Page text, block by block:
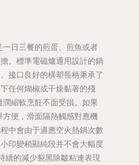
日三餐的煎蛋、煎魚或者
。標準電磁爐通用設計的鍋
接口良好的橫塑長柄秉承了
任何煳椒或干燥黏著的殘
縮軟烹飪不面受損。如果
便，滑面隔熱觸感對應機
中會由于適應空火熱鍋次數
印變稍顯純段并不會大幅度
續的減少裂黑除皺粘連表現